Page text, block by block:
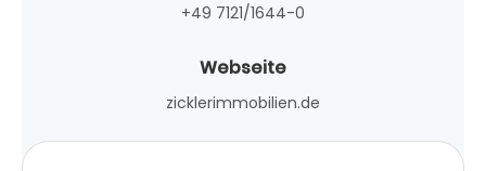
+49 7121/1644-0
Webseite
zicklerimmobilien.de